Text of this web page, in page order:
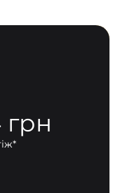
грн3 845 125 грн